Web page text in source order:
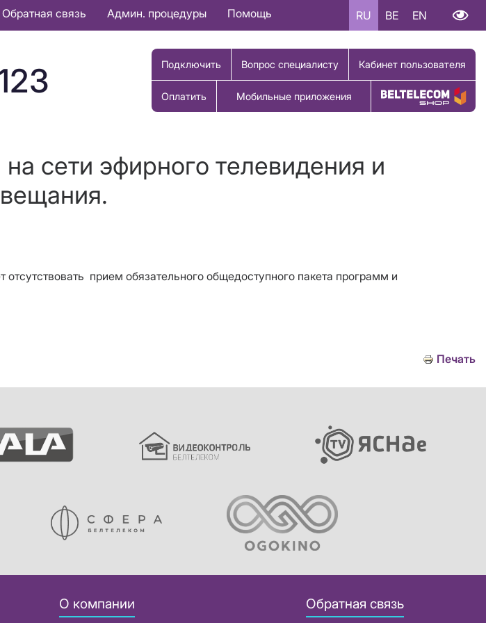
Обратная связь Админ. процедуры Помощь RU BE EN
Подключить Вопрос специалисту Кабинет пользователя
Оплатить Мобильные приложения Купить товар
сети эфирного телевидения и
отсутствовать прием обязательного общедоступного пакета программ и
Печать
О компании Обратная связь